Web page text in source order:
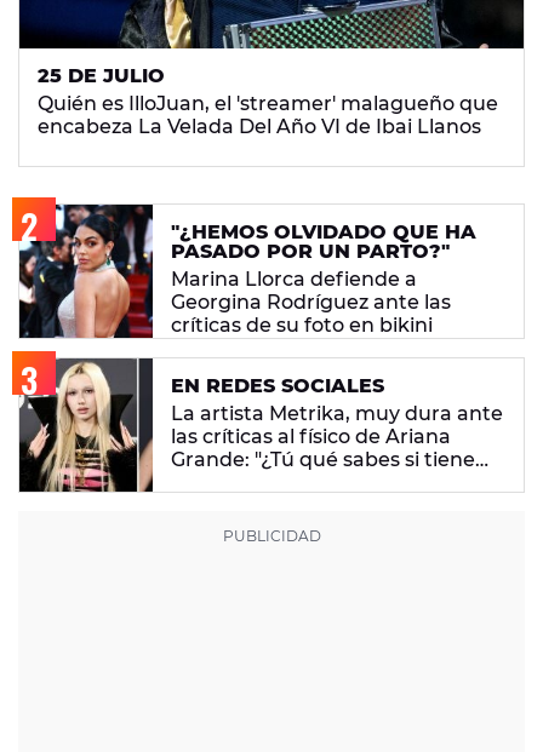
25 DE JULIO
Quién es IlloJuan, el 'streamer' malagueño que
encabeza La Velada Del Año VI de Ibai Llanos
"¿HEMOS OLVIDADO QUE HA
PASADO POR UN PARTO?"
Marina Llorca defiende a
Georgina Rodríguez ante las
críticas de su foto en bikini
EN REDES SOCIALES
La artista Metrika, muy dura ante
las críticas al físico de Ariana
Grande: "¿Tú qué sabes si tiene